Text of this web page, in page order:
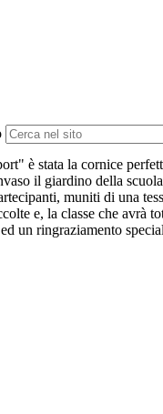
è stata la cornice
il giardino della
muniti di una
e, la classe che
un ringraziamento